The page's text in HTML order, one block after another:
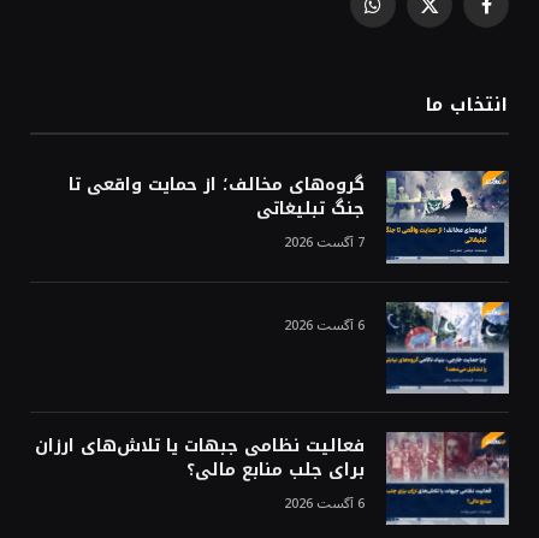
Facebook
X
WhatsApp
انتخاب ما
گروه‌های مخالف؛ از حمایت واقعی تا
جنگ تبلیغاتی
7 آگست 2026
6 آگست 2026
فعالیت نظامی جبهات یا تلاش‌های ارزان
برای جلب منابع مالی؟
6 آگست 2026